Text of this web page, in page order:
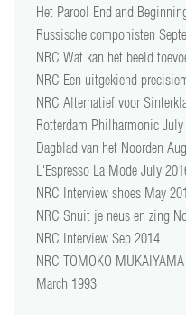
Het Parool End and
Russische componisten
NRC Wat kan het beeld
NRC Een uitgekiend
NRC Alternatief voor
Rotterdam Philharmonic
Dagblad van het Noorden
L'Espresso La Mode July
NRC Interview shoes May
NRC Snuit je neus en zing
NRC Interview Sep 2014
NRC TOMOKO
March 1993